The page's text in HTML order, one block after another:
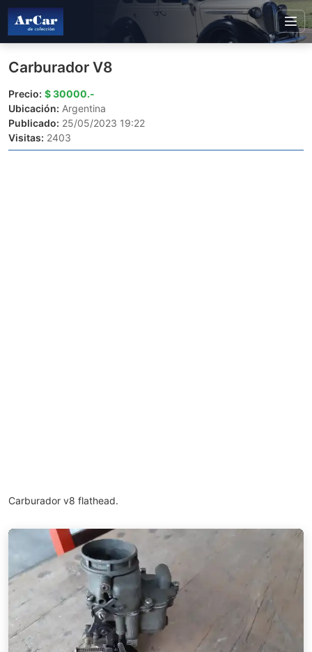
Carburador V8
Precio: $ 30000.-
Ubicación: Argentina
Publicado: 25/05/2023 19:22
Visitas: 2403
Carburador v8 flathead.